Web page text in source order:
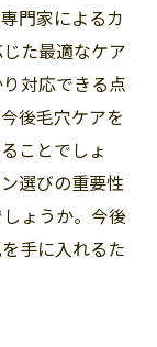
門家によるカ
た最適なケア
対応できる点
後毛穴ケアを
ことでしょ
選びの重要性
ょうか。今後
手に入れるた